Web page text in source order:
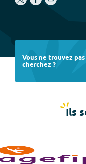
Vous ne trouvez
cherchez ?
Ils